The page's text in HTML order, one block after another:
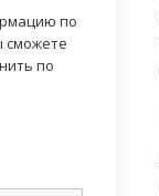
по
сможете
по